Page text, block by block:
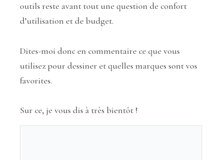
outils reste avant tout une question de confort
d’utilisation et de budget.
Dites-moi donc en commentaire ce que vous
utilisez pour dessiner et quelles marques sont vos
favorites.
Sur ce, je vous dis à très bientôt !